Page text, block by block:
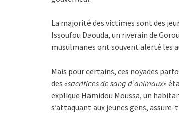
La majorité des victimes sont des
Issoufou Daouda, un riverain de
musulmanes ont souvent alerté les
Mais pour certains, ces noyades
des «sacrifices de sang d’animaux»
explique Hamidou Moussa, un
s’attaquant aux jeunes gens, assure-